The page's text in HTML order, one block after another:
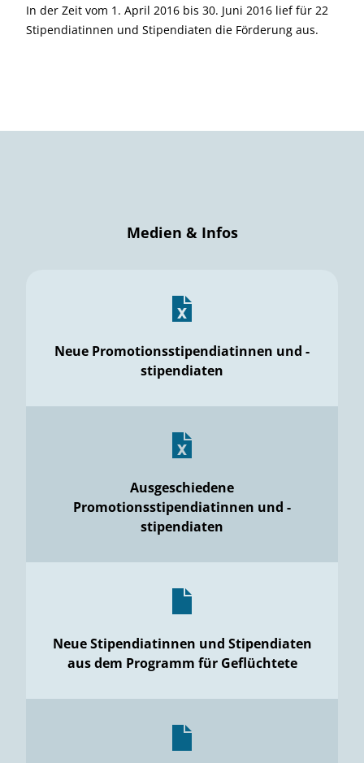
In der Zeit vom 1. April 2016 bis 30. Juni 2016 lief für 22
Stipendiatinnen und Stipendiaten die Förderung aus.
Medien & Infos
Neue Promotionsstipendiatinnen und -
stipendiaten
Ausgeschiedene
Promotionsstipendiatinnen und -
stipendiaten
Neue Stipendiatinnen und Stipendiaten
aus dem Programm für Geflüchtete